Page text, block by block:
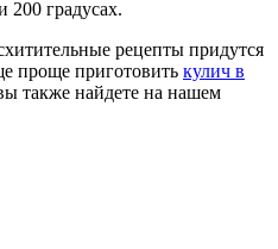
200 градусах.
рецепты придутся
проще приготовить кулич в
также найдете на нашем